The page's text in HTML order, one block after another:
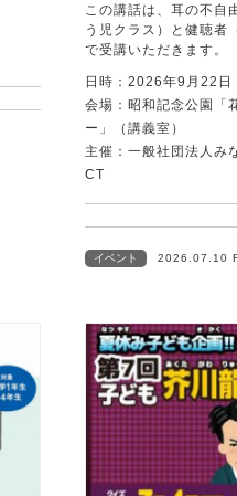
この講話は、耳の不自
う児クラス）と健聴者
で受講いただきます。
日時：2026年9月22日
会場：昭和記念公園「
ー」（講義室）
主催：一般社団法人み
CT
イベント 2026.07.10